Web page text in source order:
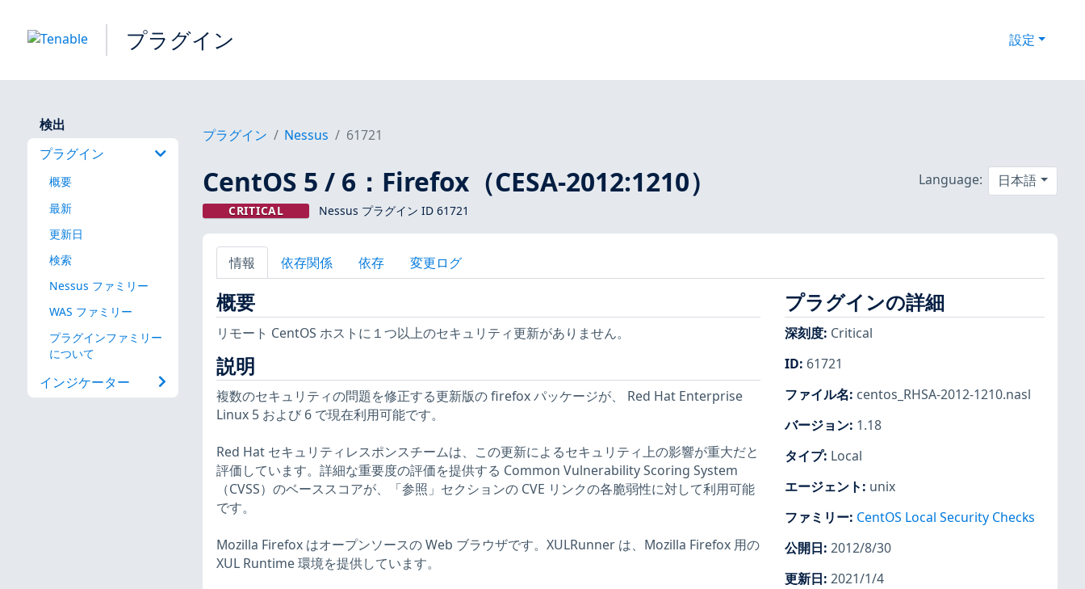
プラグイン 設定
検出
プラグイン
概要
最新
更新日
検索
Nessus ファミリー
WAS ファミリー
プラグインファミリー
について
インジケーター
プラグイン Nessus 61721
CentOS 5 / 6：Firefox（CESA-2012:1210）
CRITICAL Nessus プラグイン ID 61721
Language: 日本語
情報 依存関係 依存 変更ログ
概要
リモート CentOS ホストに１つ以上のセキュリティ更新がありません。
説明
複数のセキュリティの問題を修正する更新版の firefox パッケージが、 Red Hat Enterprise
Linux 5 および 6 で現在利用可能です。
Red Hat セキュリティレスポンスチームは、この更新によるセキュリティ上の影響が重大だと
評価しています。詳細な重要度の評価を提供する Common Vulnerability Scoring System
（CVSS）のベーススコアが、「参照」セクションの CVE リンクの各脆弱性に対して利用可能
です。
Mozilla Firefox はオープンソースの Web ブラウザです。XULRunner は、Mozilla Firefox 用の
XUL Runtime 環境を提供しています。
プラグインの詳細
深刻度: Critical
ID: 61721
ファイル名: centos_RHSA-2012-1210.nasl
バージョン: 1.18
タイプ: Local
エージェント: unix
ファミリー: CentOS Local Security Checks
公開日: 2012/8/30
更新日: 2021/1/4